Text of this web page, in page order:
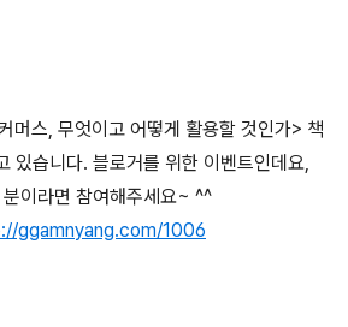
머스, 무엇이고 어떻게 활용할 것인가> 책
있습니다. 블로거를 위한 이벤트인데요,
이라면 참여해주세요~ ^^
ggamnyang.com/1006